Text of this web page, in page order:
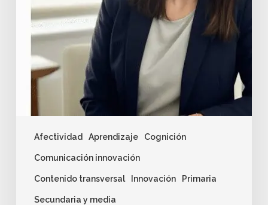
Afectividad Aprendizaje Cognición
Comunicación innovación
Contenido transversal Innovación Primaria
Secundaria y media